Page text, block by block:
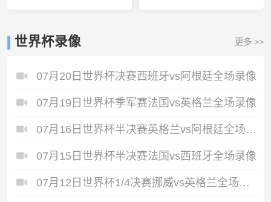
世界杯录像 更多 >>
07月20日世界杯决赛西班牙vs阿根廷全场录像
07月19日世界杯季军赛法国vs英格兰全场录像
07月16日世界杯半决赛英格兰vs阿根廷全场录像
07月15日世界杯半决赛法国vs西班牙全场录像
07月12日世界杯1/4决赛挪威vs英格兰全场录像